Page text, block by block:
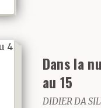
se
jardin
gueulait de
Dans la
au 15
DIDIER DA